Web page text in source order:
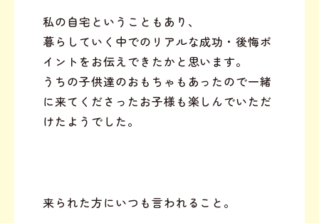
私の自宅ということもあり、
暮らしていく中でのリアルな成功・後悔ポ
イントをお伝えできたかと思います。
うちの子供達のおもちゃもあったので一緒
に来てくださったお子様も楽しんでいただ
けたようでした。
来られた方にいつも言われること。